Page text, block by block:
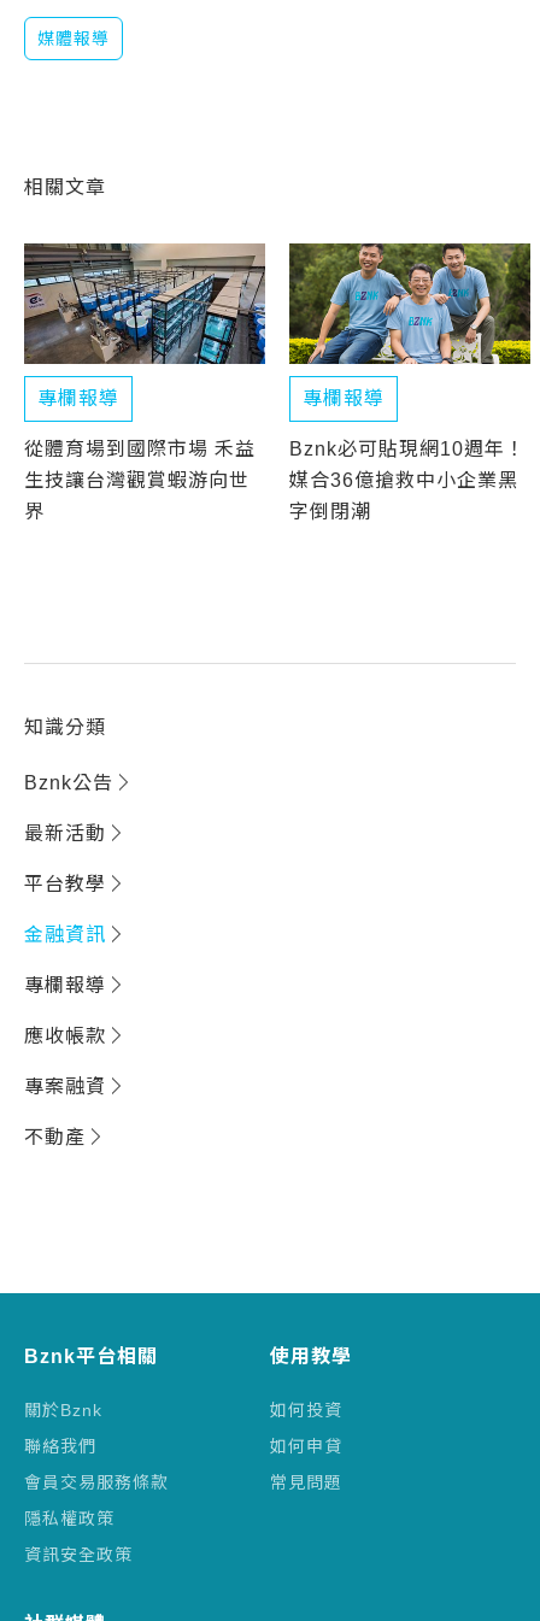
媒體報導
相關文章
專欄報導
從體育場到國際市場 禾益
生技讓台灣觀賞蝦游向世
界
專欄報導
Bznk必可貼現網10週年！
媒合36億搶救中小企業黑
字倒閉潮
知識分類
Bznk公告
最新活動
平台教學
金融資訊
專欄報導
應收帳款
專案融資
不動產
Bznk平台相關
關於Bznk
聯絡我們
會員交易服務條款
隱私權政策
資訊安全政策
使用教學
如何投資
如何申貸
常見問題